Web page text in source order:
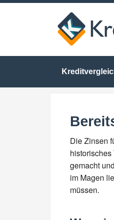
Die Zinsen
gemacht
im Magen
müssen.